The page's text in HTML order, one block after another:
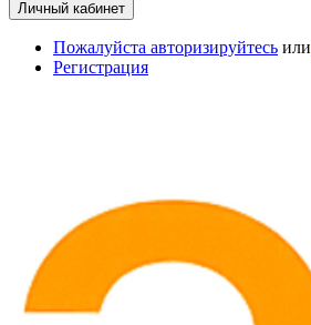
Личный кабинет
Пожалуйста авторизируйтесь или
Регистрация